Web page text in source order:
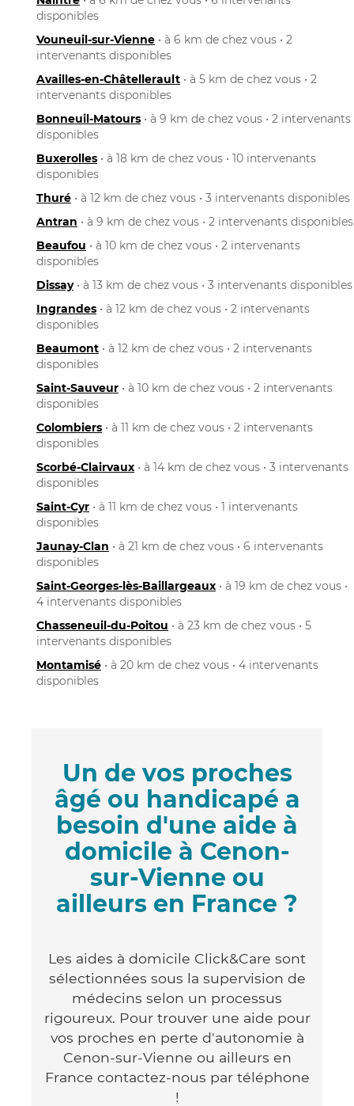
disponibles
Vouneuil-sur-Vienne • à 6 km de chez vous • 2
intervenants disponibles
Availles-en-Châtellerault • à 5 km de chez vous • 2
intervenants disponibles
Bonneuil-Matours • à 9 km de chez vous • 2 intervenants
disponibles
Buxerolles • à 18 km de chez vous • 10 intervenants
disponibles
Thuré • à 12 km de chez vous • 3 intervenants disponibles
Antran • à 9 km de chez vous • 2 intervenants disponibles
Beaufou • à 10 km de chez vous • 2 intervenants
disponibles
Dissay• à 13 km de chez vous • 3 intervenants disponibles
Ingrandes • à 12 km de chez vous • 2 intervenants
disponibles
Beaumont • à 12 km de chez vous • 2 intervenants
disponibles
Saint-Sauveur • à 10 km de chez vous • 2 intervenants
disponibles
Colombiers • à 11 km de chez vous • 2 intervenants
disponibles
Scorbé-Clairvaux • à 14 km de chez vous • 3 intervenants
disponibles
Saint-Cyr • à 11 km de chez vous • 1 intervenants
disponibles
Jaunay-Clan • à 21 km de chez vous • 6 intervenants
disponibles
Saint-Georges-lès-Baillargeaux • à 19 km de chez vous •
4 intervenants disponibles
Chasseneuil-du-Poitou • à 23 km de chez vous • 5
intervenants disponibles
Montamisé • à 20 km de chez vous • 4 intervenants
disponibles
Un de vos proches
âgé ou handicapé a
besoin d'une aide à
domicile à Cenon-
sur-Vienne ou
ailleurs en France ?
Les aides à domicile Click&Care sont
sélectionnées sous la supervision de
médecins selon un processus
rigoureux. Pour trouver une aide pour
vos proches en perte d'autonomie à
Cenon-sur-Vienne ou ailleurs en
France contactez-nous par téléphone
!